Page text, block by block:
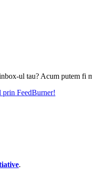
ul tau? Acum putem fi
prin FeedBurner!
.